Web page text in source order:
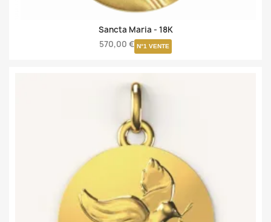
Sancta Maria - 18K
570,00 € N°1 VENTE